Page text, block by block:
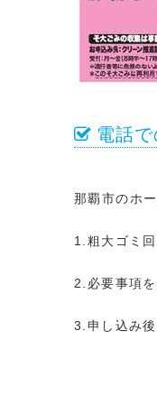
電話
那覇市のホ
1.粗大ゴミ
2.必要事項
3.申し込み